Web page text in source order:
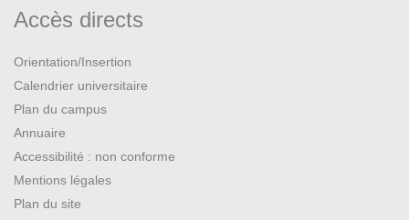
Accès directs
Orientation/Insertion
Calendrier universitaire
Plan du campus
Annuaire
Accessibilité : non conforme
Mentions légales
Plan du site